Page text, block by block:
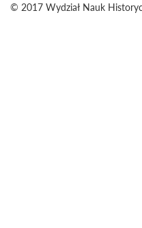
© 2017 Wydział Nauk